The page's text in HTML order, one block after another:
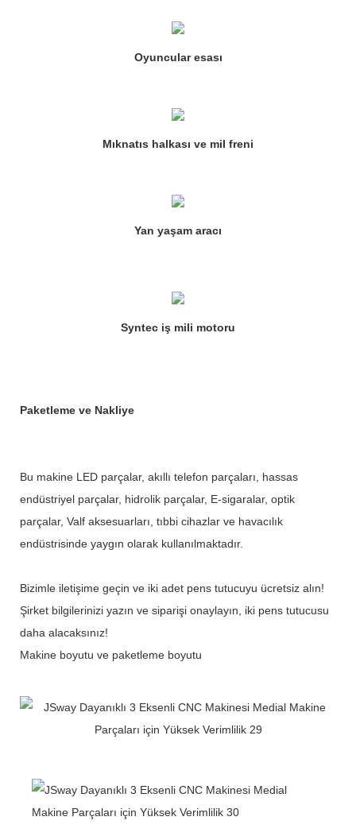
Oyuncular esası
Mıknatıs halkası ve mil freni
Yan yaşam aracı
Syntec iş mili motoru
Paketleme ve Nakliye
Bu makine LED parçalar, akıllı telefon parçaları, hassas
endüstriyel parçalar, hidrolik parçalar, E-sigaralar, optik
parçalar, Valf aksesuarları, tıbbi cihazlar ve havacılık
endüstrisinde yaygın olarak kullanılmaktadır.
Bizimle iletişime geçin ve iki adet pens tutucuyu ücretsiz alın!
Şirket bilgilerinizi yazın ve siparişi onaylayın, iki pens tutucusu
daha alacaksınız!
Makine boyutu ve paketleme boyutu